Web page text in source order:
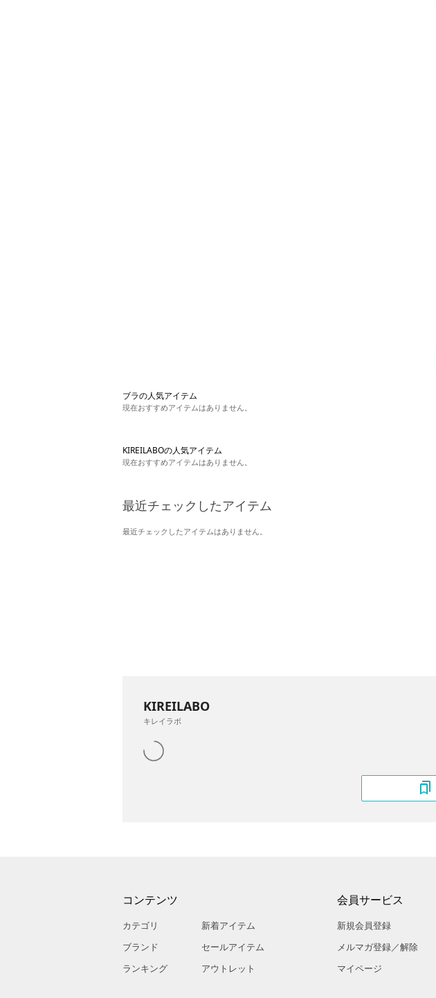
ブラの人気アイテム
現在おすすめアイテムはありません。
KIREILABOの人気アイテム
現在おすすめアイテムはありません。
最近チェックしたアイテム
最近チェックしたアイテムはありません。
KIREILABO
キレイラボ
コンテンツ
カテゴリ
ブランド
ランキング
新着アイテム
セールアイテム
アウトレット
会員サービス
新規会員登録
メルマガ登録／解除
マイページ